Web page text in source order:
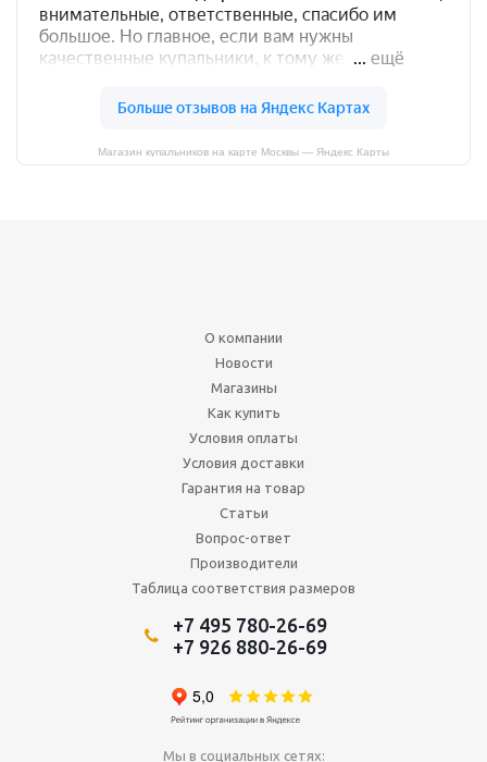
Магазин купальников на карте Москвы — Яндекс Карты
О компании
Новости
Магазины
Как купить
Условия оплаты
Условия доставки
Гарантия на товар
Статьи
Вопрос-ответ
Производители
Таблица соответствия размеров
+7 495 780-26-69
+7 926 880-26-69
Мы в социальных сетях: